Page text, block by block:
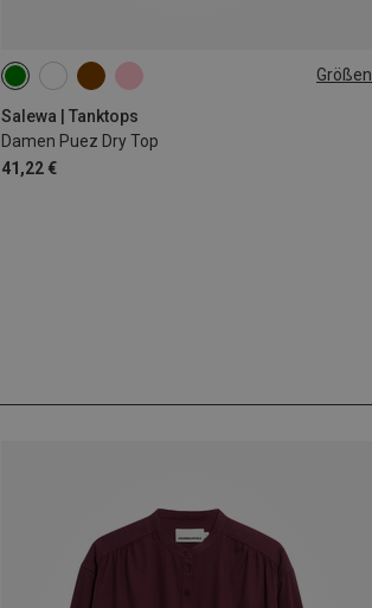
Größen
Salewa | Tanktops
Damen Puez Dry Top
41,22 €
S M L XL